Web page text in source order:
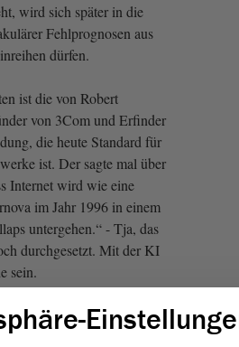
wird sich später in die
Fehlprognosen aus
dürfen.
ist die von Robert
von 3Com und Erfinder
die heute Standard für
ist. Der sagte mal über
Internet wird wie eine
im Jahr 1996 in einem
untergehen.“ - Tja, das
durchgesetzt. Mit der KI
sein.
SPD)